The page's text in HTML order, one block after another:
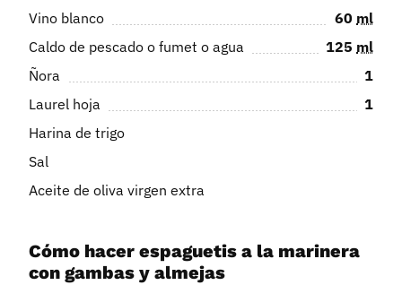
Vino blanco
60 ml
Caldo de pescado o fumet o agua
125 ml
Ñora
1
Laurel hoja
1
Harina de trigo
Sal
Aceite de oliva virgen extra
Cómo hacer espaguetis a la marinera
con gambas y almejas